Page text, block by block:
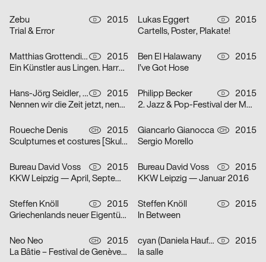
Zebu D
2015
Trial & Error
Lukas Eggert D
2015
Cartells, Poster, Plakate!
Matthias Grottendieck D
2015
Ein Künstler aus Lingen. Harry Kramer 1925 – 1997
Ben El Halawany D
2015
I’ve Got Hose
Hans-Jörg Seidler, Mark Bohle D
2015
Nennen wir die Zeit jetzt, nennen wir den Ort hier.
Philipp Becker D
2015
2. Jazz & Pop-Festival der Musikhochschule Stuttgart
Roueche Denis CH
2015
Sculptumes et costures [Skulptüme und Kosturen]
Giancarlo Gianocca CH
2015
Sergio Morello
Bureau David Voss D
2015
KKW Leipzig — April, September & Oktober 2015
Bureau David Voss D
2015
KKW Leipzig — Januar 2016
Steffen Knöll D
2015
Griechenlands neuer Eigentümer
Steffen Knöll D
2015
In Between
Neo Neo CH
2015
La Bâtie – Festival de Genève 2015
cyan (Daniela Haufe + Detlef Fiedler) D
2015
la salle